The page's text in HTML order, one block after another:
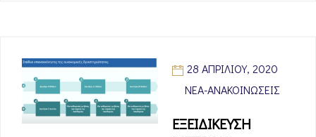
28 ΑΠΡΙΛΊΟΥ, 2020
ΝΈΑ-ΑΝΑΚΟΙΝΏΣΕΙΣ
ΕΞΕΙΔΙΚΕΥΣΗ